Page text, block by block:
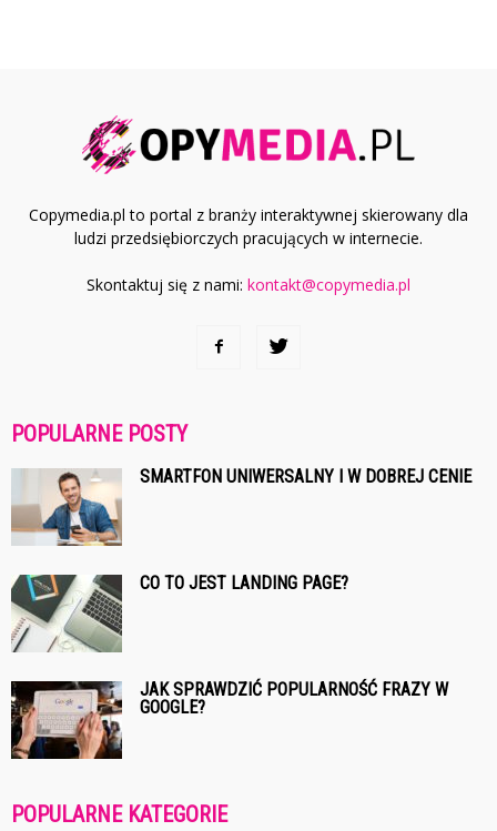
Copymedia.pl to portal z branży interaktywnej skierowany dla
ludzi przedsiębiorczych pracujących w internecie.
Skontaktuj się z nami: kontakt@copymedia.pl
POPULARNE POSTY
SMARTFON UNIWERSALNY I W DOBREJ CENIE
CO TO JEST LANDING PAGE?
JAK SPRAWDZIĆ POPULARNOŚĆ FRAZY W
GOOGLE?
POPULARNE KATEGORIE